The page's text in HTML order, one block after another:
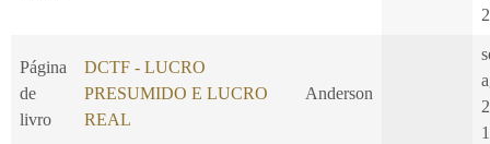
Página
de
livro
DCTF - LUCRO
PRESUMIDO E LUCRO
REAL
Anderson